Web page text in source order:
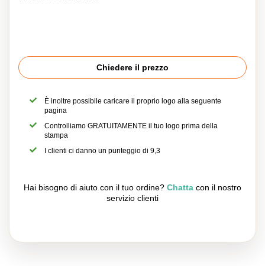
Chiedere il prezzo
È inoltre possibile caricare il proprio logo alla seguente
pagina
Controlliamo GRATUITAMENTE il tuo logo prima della
stampa
I clienti ci danno un punteggio di 9,3
Hai bisogno di aiuto con il tuo ordine? Chatta con il nostro
servizio clienti